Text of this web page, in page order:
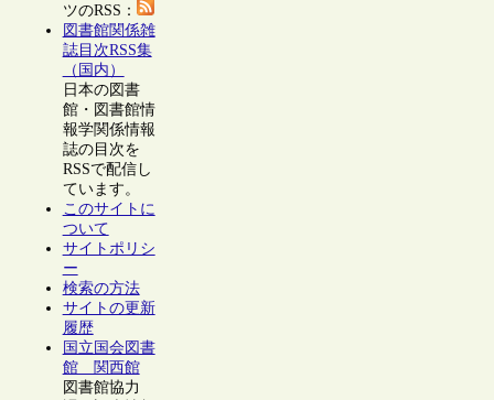
ツのRSS：
図書館関係雑
誌目次RSS集
（国内）
日本の図書
館・図書館情
報学関係情報
誌の目次を
RSSで配信し
ています。
このサイトに
ついて
サイトポリシ
ー
検索の方法
サイトの更新
履歴
国立国会図書
館 関西館
図書館協力